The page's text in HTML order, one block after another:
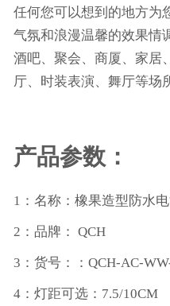
任何您可以想到的地方为
气氛和浪漫温馨的效果情
酒吧、聚会、商厦、家居
厅、时装表演、舞厅等场
产品参数：
1：名称： 橡果造型防水
2：品牌： QCH
3：货号： ： QCH-AC-
4：灯距可选：7.5/10CM